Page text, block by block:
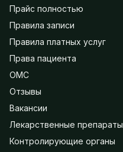
Прайс полностью
Правила записи
Правила платных услуг
Права пациента
ОМС
Отзывы
Вакансии
Лекарственные препараты
Контролирующие органы